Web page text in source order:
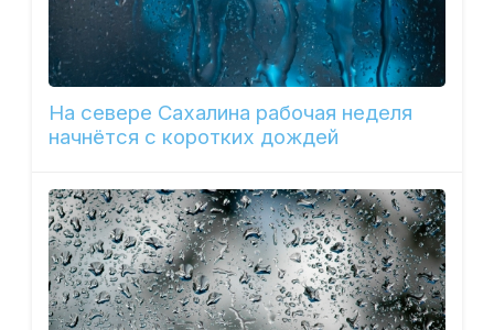
На севере Сахалина рабочая неделя
начнётся с коротких дождей